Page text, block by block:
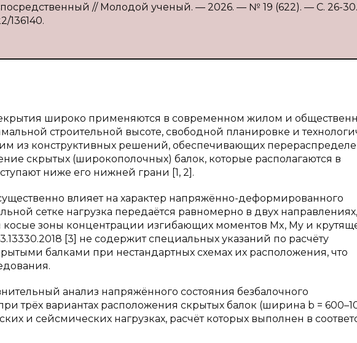
// Молодой ученый. — 2026. — № 19 (622). — С. 26-
136140.
широко применяются в современном жилом и
строительной высоте, свободной планировке и
из конструктивных решений, обеспечивающих
скрытых (широкополочных) балок, которые располагаются в
ниже его нижней грани [1, 2].
влияет на характер напряжённо-деформированного
сетке нагрузка передаётся равномерно в двух
зоны концентрации изгибающих моментов Mx, My и
[3] не содержит специальных указаний по расчёту
балками при нестандартных схемах их расположения, что
анализ напряжённого состояния безбалочного
трёх вариантах расположения скрытых балок (ширина b =
и сейсмических нагрузках, расчёт которых выполнен в